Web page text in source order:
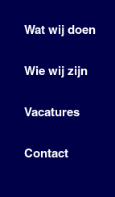
Wat wij doen
Wie wij zijn
Vacatures
Contact